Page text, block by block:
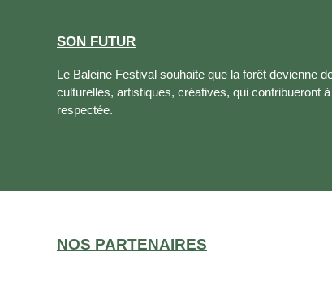
SON FUTUR
Le Baleine Festival souhaite que la forêt devienne
culturelles, artistiques, créatives, qui contribueront
respectée.
NOS PARTENAIRES